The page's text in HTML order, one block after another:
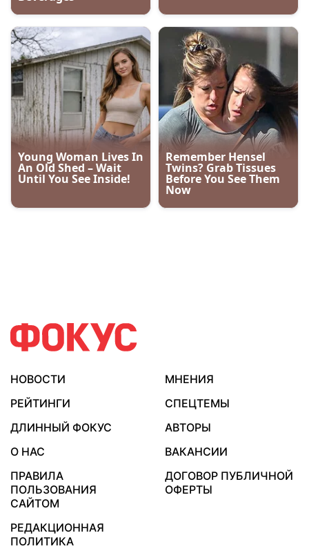
НОВОСТИ
МНЕНИЯ
РЕЙТИНГИ
СПЕЦТЕМЫ
ДЛИННЫЙ ФОКУС
АВТОРЫ
О НАС
ВАКАНСИИ
ПРАВИЛА
ПОЛЬЗОВАНИЯ
САЙТОМ
ДОГОВОР ПУБЛИЧНОЙ
ОФЕРТЫ
РЕДАКЦИОННАЯ
ПОЛИТИКА